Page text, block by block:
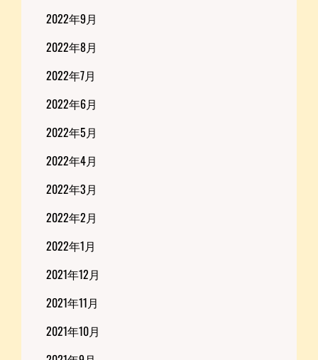
2022年9月
2022年8月
2022年7月
2022年6月
2022年5月
2022年4月
2022年3月
2022年2月
2022年1月
2021年12月
2021年11月
2021年10月